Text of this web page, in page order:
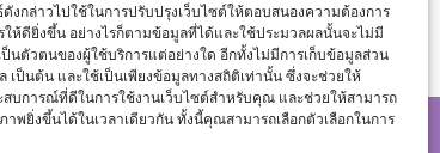
งกล่าวไปใช้ในการปรับปรุงเว็บไซต์ให้ตอบสนองความต้องการ
ให้ดียิ่งขึ้น อย่างไรก็ตามข้อมูลที่ได้และใช้ประมวลผลนั้นจะไม่มี
นตัวตนของผู้ใช้บริการแต่อย่างใด อีกทั้งไม่มีการเก็บข้อมูลส่วน
เป็นต้น และใช้เป็นเพียงข้อมูลทางสถิติเท่านั้น ซึ่งจะช่วยให้
บการณ์ที่ดีในการใช้งานเว็บไซต์สำหรับคุณ และช่วยให้สามารถ
พยิ่งขึ้นได้ในเวลาเดียวกัน ทั้งนี้คุณสามารถเลือกตัวเลือกในการ
and-internet-of-things